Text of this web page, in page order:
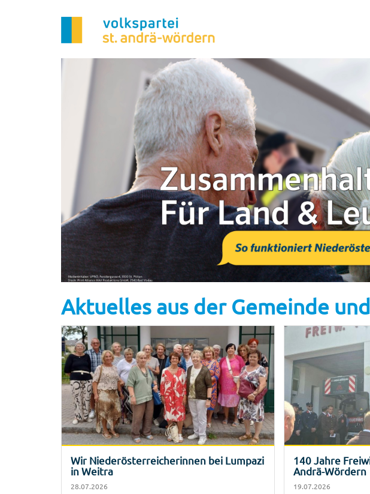
Aktuelles aus der Gemeinde
Wir Niederösterreicherinnen bei Lumpazi
in Weitra
28.07.2026
140 Jahre
Andrä-Wördern
19.07.2026